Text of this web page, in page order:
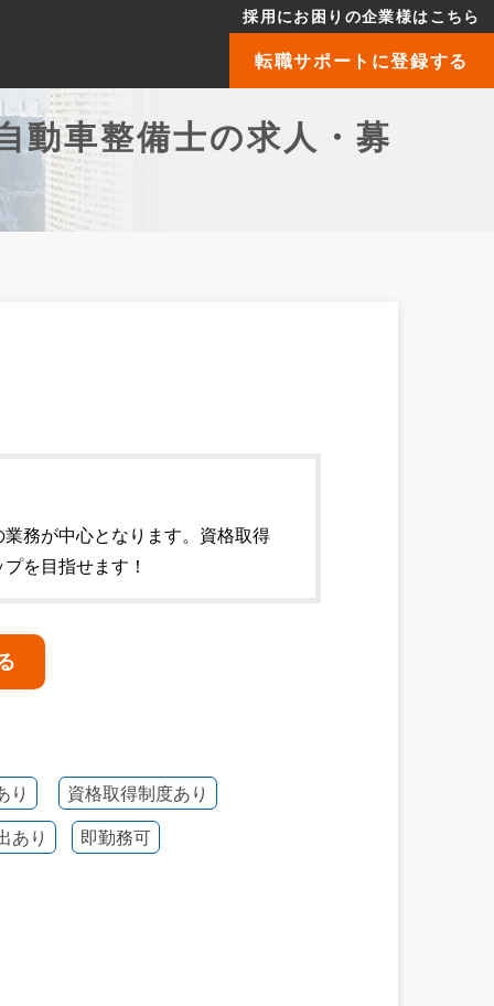
採用にお困りの企業様はこちら
転職サポートに登録する
車整備士の求人・募
務が中心となります。資格取得
を目指せます！
り
資格取得制度あり
あり
即勤務可